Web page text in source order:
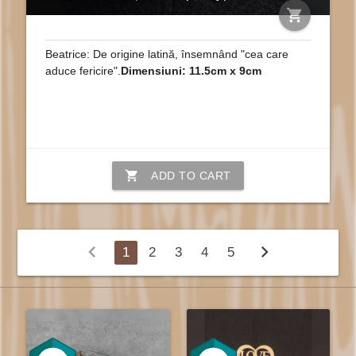
shopping_cart
Beatrice: De origine latină, însemnând "cea care
aduce fericire".Dimensiuni: 11.5cm x 9cm
shopping_cart ADD TO CART
chevron_left 1 2 3 4 5 chevron_right